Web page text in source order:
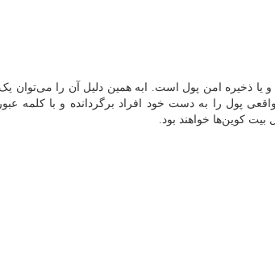
و یا ذخیره امن پول است. ابه همین دلیل آن را می‌توان
پول را به دست خود افراد برگردانده و با کلمه
بیت کوین‌ها خواهند بود.